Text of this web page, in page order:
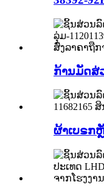
ກ້ານມັດສ່
ຜ້າເບຣກຫຼັ